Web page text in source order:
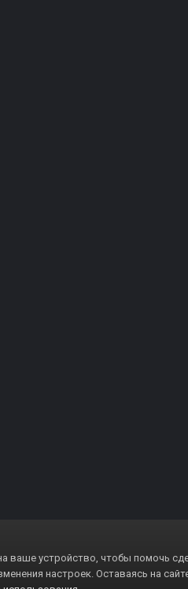
ваше устройство, чтобы помочь
настроек. Оставаясь на